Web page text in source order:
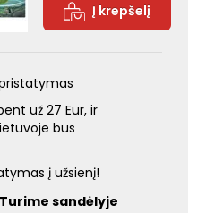
Į krepšelį
už 27 Eur, ir
bus
į užsienį!
Turime sandėlyje